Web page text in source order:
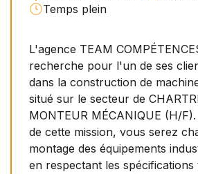
Temps plein
L'agence TEAM
recherche pour l'un de ses
dans la construction de
situé sur le secteur de
MONTEUR MÉCANIQUE (H/
de cette mission, vous serez
montage des équipements
en respectant les spécifications